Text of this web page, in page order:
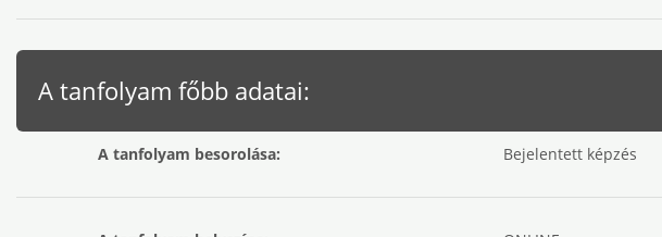
A tanfolyam főbb adatai:
A tanfolyam besorolása: Bejelentett képzés